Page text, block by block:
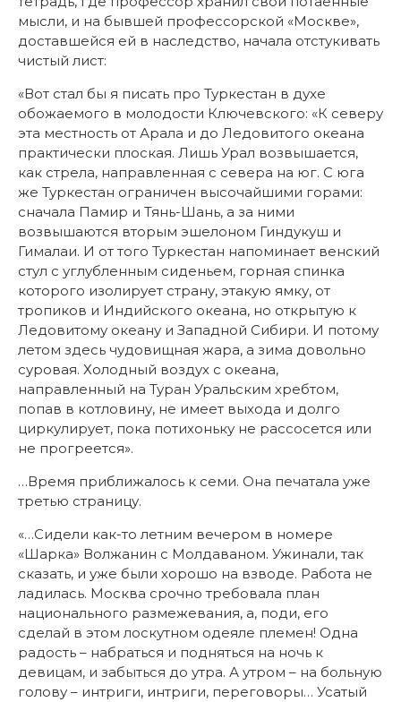
мысли, и на бывшей профессорской «Москве»,
доставшейся ей в наследство, начала отстукивать
чистый лист:
«Вот стал бы я писать про Туркестан в духе
обожаемого в молодости Ключевского: «К северу
эта местность от Арала и до Ледовитого океана
практически плоская. Лишь Урал возвышается,
как стрела, направленная с севера на юг. С юга
же Туркестан ограничен высочайшими горами:
сначала Памир и Тянь-Шань, а за ними
возвышаются вторым эшелоном Гиндукуш и
Гималаи. И от того Туркестан напоминает венский
стул с углубленным сиденьем, горная спинка
которого изолирует страну, этакую ямку, от
тропиков и Индийского океана, но открытую к
Ледовитому океану и Западной Сибири. И потому
летом здесь чудовищная жара, а зима довольно
суровая. Холодный воздух с океана,
направленный на Туран Уральским хребтом,
попав в котловину, не имеет выхода и долго
циркулирует, пока потихоньку не рассосется или
не прогреется».
…Время приближалось к семи. Она печатала уже
третью страницу.
«…Сидели как-то летним вечером в номере
«Шарка» Волжанин с Молдаваном. Ужинали, так
сказать, и уже были хорошо на взводе. Работа не
ладилась. Москва срочно требовала план
национального размежевания, а, поди, его
сделай в этом лоскутном одеяле племен! Одна
радость – набраться и подняться на ночь к
девицам, и забыться до утра. А утром – на больную
голову – интриги, интриги, переговоры… Усатый